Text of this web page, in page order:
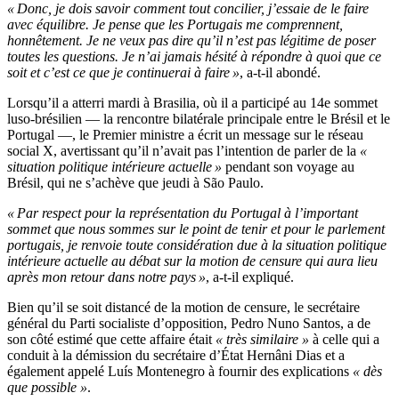
« Donc, je dois savoir comment tout concilier, j’essaie de le faire
avec équilibre. Je pense que les Portugais me comprennent,
honnêtement. Je ne veux pas dire qu’il n’est pas légitime de poser
toutes les questions. Je n’ai jamais hésité à répondre à quoi que ce
soit et c’est ce que je continuerai à faire », a-t-il abondé.
Lorsqu’il a atterri mardi à Brasilia, où il a participé au 14e sommet
luso-brésilien — la rencontre bilatérale principale entre le Brésil et le
Portugal —, le Premier ministre a écrit un message sur le réseau
social X, avertissant qu’il n’avait pas l’intention de parler de la «
situation politique intérieure actuelle » pendant son voyage au
Brésil, qui ne s’achève que jeudi à São Paulo.
« Par respect pour la représentation du Portugal à l’important
sommet que nous sommes sur le point de tenir et pour le parlement
portugais, je renvoie toute considération due à la situation politique
intérieure actuelle au débat sur la motion de censure qui aura lieu
après mon retour dans notre pays », a-t-il expliqué.
Bien qu’il se soit distancé de la motion de censure, le secrétaire
général du Parti socialiste d’opposition, Pedro Nuno Santos, a de
son côté estimé que cette affaire était « très similaire » à celle qui a
conduit à la démission du secrétaire d’État Hernâni Dias et a
également appelé Luís Montenegro à fournir des explications « dès
que possible ».